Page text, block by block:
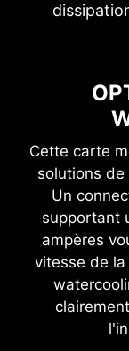
Cette carte
solutions de
Un
supportant
ampères
vitesse de
PCB à 8
serveurs
Couche
P-CORE